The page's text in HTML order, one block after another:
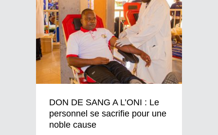
DON DE SANG A L’ONI : Le
personnel se sacrifie pour une
noble cause